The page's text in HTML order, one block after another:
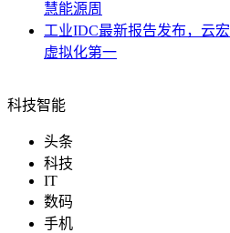
慧能源周
工业IDC最新报告发布，云
虚拟化第一
科技智能
头条
科技
IT
数码
手机